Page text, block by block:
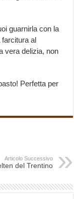
guarnirla con la
farcitura al
vera delizia, non
Perfetta per
Articolo Successivo
del Trentino